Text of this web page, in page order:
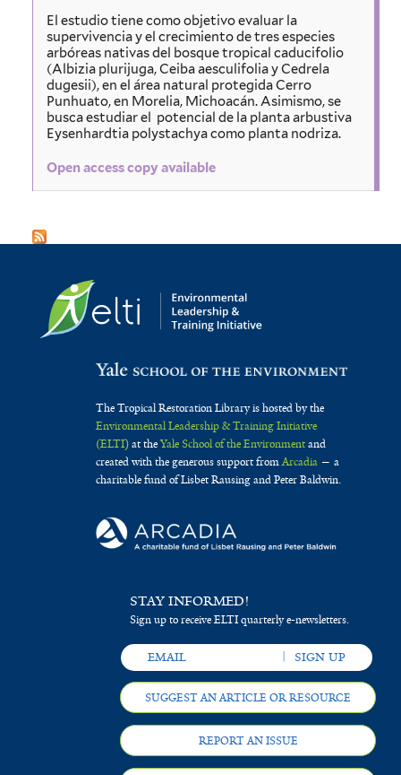
El estudio tiene como objetivo evaluar la
supervivencia y el crecimiento de tres especies
arbóreas nativas del bosque tropical caducifolio
(Albizia plurijuga, Ceiba aesculifolia y Cedrela
dugesii), en el área natural protegida Cerro
Punhuato, en Morelia, Michoacán. Asimismo, se
busca estudiar el potencial de la planta arbustiva
Eysenhardtia polystachya como planta nodriza.
Open access copy available
The Tropical Restoration Library is hosted by the
Environmental Leadership & Training Initiative
(ELTI)at theYale School of the Environmentand
created with the generous support fromArcadia— a
charitable fund of Lisbet Rausing and Peter Baldwin.
STAY INFORMED!
Sign up to receive ELTI quarterly e-newsletters.
SUGGEST AN ARTICLE OR RESOURCE
REPORT AN ISSUE